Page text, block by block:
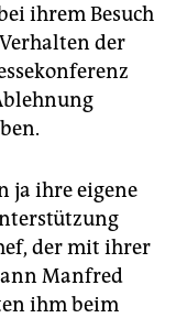
ihrem Besuch
der
ja ihre eigene
der mit ihrer
Manfred
ihm beim